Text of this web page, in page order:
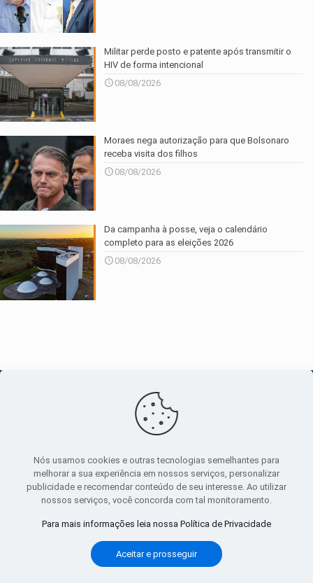
Militar perde posto e patente após transmitir o
HIV de forma intencional
08/08/2026
Moraes nega autorização para que Bolsonaro
receba visita dos filhos
08/08/2026
Da campanha à posse, veja o calendário
completo para as eleições 2026
08/08/2026
canal de notícias
Sobre|Política Privacidade|Termos de uso
Nós usamos cookies e outras tecnologias semelhantes para
melhorar a sua experiência em nossos serviços, personalizar
publicidade e recomendar conteúdo de seu interesse. Ao utilizar
nossos serviços, você concorda com tal monitoramento.
Para mais informações leia nossa Política de Privacidade
Aceitar e prosseguir